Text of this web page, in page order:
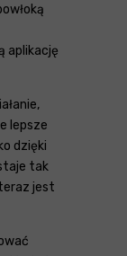
aplikację
lepsze
dzięki
tak
jest